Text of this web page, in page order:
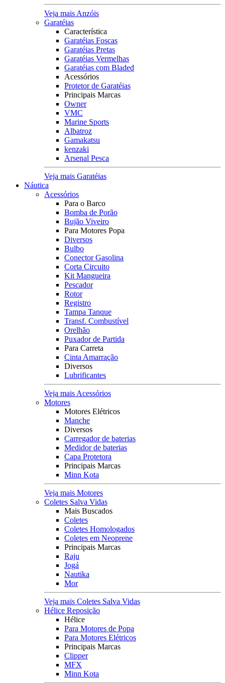
Veja mais Anzóis
Garatéias
Característica
Garatéias Foscas
Garatéias Pretas
Garatéias Vermelhas
Garatéias com Bladed
Acessórios
Protetor de Garatéias
Principais Marcas
Owner
VMC
Marine Sports
Albatroz
Gamakatsu
kenzaki
Arsenal Pesca
Veja mais Garatéias
Náutica
Acessórios
Para o Barco
Bomba de Porão
Bujão Viveiro
Para Motores Popa
Diversos
Bulbo
Conector Gasolina
Corta Circuito
Kit Mangueira
Pescador
Rotor
Registro
Tampa Tanque
Transf. Combustível
Orelhão
Puxador de Partida
Para Carreta
Cinta Amarração
Diversos
Lubrificantes
Veja mais Acessórios
Motores
Motores Elétricos
Manche
Diversos
Carregador de baterias
Medidor de baterias
Capa Protetora
Principais Marcas
Minn Kota
Veja mais Motores
Coletes Salva Vidas
Mais Buscados
Coletes
Coletes Homologados
Coletes em Neoprene
Principais Marcas
Raju
Jogá
Nautika
Mor
Veja mais Coletes Salva Vidas
Hélice Reposição
Hélice
Para Motores de Popa
Para Motores Elétricos
Principais Marcas
Clipper
MFX
Minn Kota